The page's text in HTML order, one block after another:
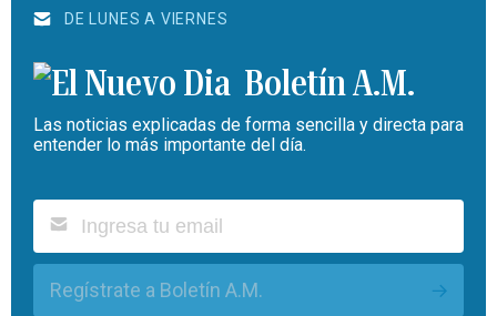
DE LUNES A VIERNES
Boletín A.M.
Las noticias explicadas de forma sencilla y directa para
entender lo más importante del día.
Regístrate a Boletín A.M.